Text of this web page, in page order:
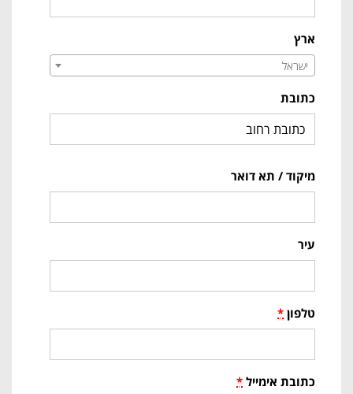
ארץ
ישראל
כתובת
מיקוד / תא דואר
עיר
טלפון *
כתובת אימייל *